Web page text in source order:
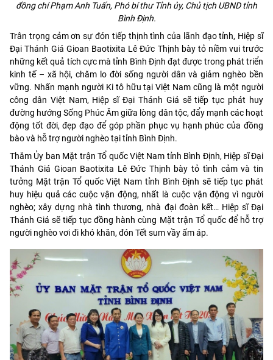
đồng chí Phạm Anh Tuấn, Phó bí thư Tỉnh ủy, Chủ tịch UBND tỉnh
Bình Định.
Trân trọng cảm ơn sự đón tiếp thịnh tình của lãnh đạo tỉnh, Hiệp sĩ
Đại Thánh Giá Gioan Baotixita Lê Đức Thịnh bày tỏ niềm vui trước
những kết quả tích cực mà tỉnh Bình Định đạt được trong phát triển
kinh tế – xã hội, chăm lo đời sống người dân và giảm nghèo bền
vững. Nhấn mạnh người Ki tô hữu tại Việt Nam cũng là một người
công dân Việt Nam, Hiệp sĩ Đại Thánh Giá sẽ tiếp tục phát huy
đường hướng Sống Phúc Âm giữa lòng dân tộc, đẩy mạnh các hoạt
động tốt đời, đẹp đạo để góp phần phục vụ hạnh phúc của đồng
bào và hỗ trợ người nghèo tại tỉnh Bình Định.
Thăm Ủy ban Mặt trận Tổ quốc Việt Nam tỉnh Bình Định, Hiệp sĩ Đại
Thánh Giá Gioan Baotixita Lê Đức Thịnh bày tỏ tình cảm và tin
tưởng Mặt trận Tổ quốc Việt Nam tỉnh Bình Định sẽ tiếp tục phát
huy hiệu quả các cuộc vận động, nhất là cuộc vận động vì người
nghèo; xây dựng nhà tình thương, nhà đại đoàn kết… Hiệp sĩ Đại
Thánh Giá sẽ tiếp tục đồng hành cùng Mặt trận Tổ quốc để hỗ trợ
người nghèo vơi đi khó khăn, đón Tết sum vầy ấm áp.